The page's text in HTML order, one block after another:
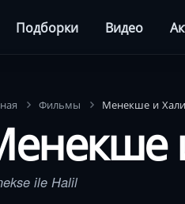
Подборки Видео
Фильмы Менекше и
ile Halil